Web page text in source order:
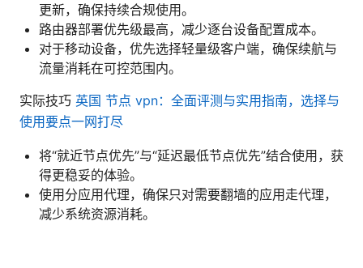
更新，确保持续合规使用。
路由器部署优先级最高，减少逐台设备配置成本。
对于移动设备，优先选择轻量级客户端，确保续航与
流量消耗在可控范围内。
实际技巧 英国 节点 vpn：全面评测与实用指南，选择与
使用要点一网打尽
将“就近节点优先”与“延迟最低节点优先”结合使用，获
得更稳妥的体验。
使用分应用代理，确保只对需要翻墙的应用走代理，
减少系统资源消耗。